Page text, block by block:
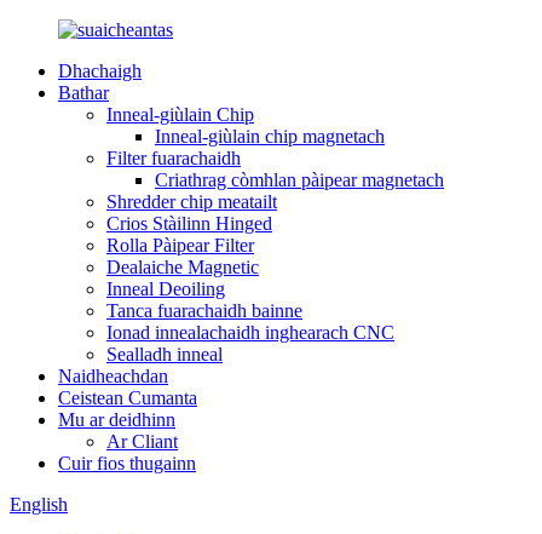
Dhachaigh
Bathar
Inneal-giùlain Chip
Inneal-giùlain chip magnetach
Filter fuarachaidh
Criathrag còmhlan pàipear magnetach
Shredder chip meatailt
Crios Stàilinn Hinged
Rolla Pàipear Filter
Dealaiche Magnetic
Inneal Deoiling
Tanca fuarachaidh bainne
Ionad innealachaidh inghearach CNC
Sealladh inneal
Naidheachdan
Ceistean Cumanta
Mu ar deidhinn
Ar Cliant
Cuir fios thugainn
English